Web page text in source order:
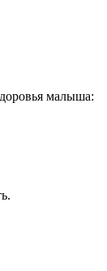
малыша: